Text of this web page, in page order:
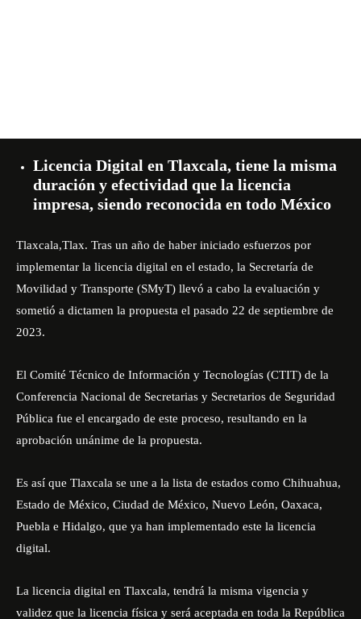
Licencia Digital en Tlaxcala, tiene la misma
duración y efectividad que la licencia
impresa, siendo reconocida en todo México
Tlaxcala,Tlax. Tras un año de haber iniciado esfuerzos por
implementar la licencia digital en el estado, la Secretaría de
Movilidad y Transporte (SMyT) llevó a cabo la evaluación y
sometió a dictamen la propuesta el pasado 22 de septiembre de
2023.
El Comité Técnico de Información y Tecnologías (CTIT) de la
Conferencia Nacional de Secretarias y Secretarios de Seguridad
Pública fue el encargado de este proceso, resultando en la
aprobación unánime de la propuesta.
Es así que Tlaxcala se une a la lista de estados como Chihuahua,
Estado de México, Ciudad de México, Nuevo León, Oaxaca,
Puebla e Hidalgo, que ya han implementado este la licencia
digital.
La licencia digital en Tlaxcala, tendrá la misma vigencia y
validez que la licencia física y será aceptada en toda la República